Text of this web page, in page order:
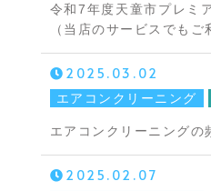
令和7年度天童市プレミ
（当店のサービスでもご
2025.03.02
エアコンクリーニング
エアコンクリーニングの
2025.02.07